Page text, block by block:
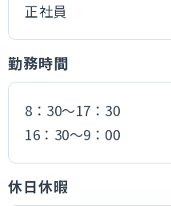
正社員
勤務時間
8：30〜17：30
16：30〜9：00
休日休暇